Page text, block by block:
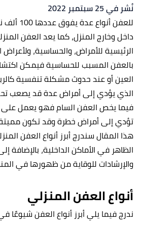
نُشر في 25 سبتمبر 2022
للعفن
داخل وخارج المنزل، كما يعد العفن
الرئيسية للأمراض، والحساسية،
بالعفن المسبب للحساسية فيمكن
العين أو عند حدوث مشكلة تنفسية
الذي يؤدي إلى أمراض عدة قد يصعب
فيما يخص العفن السام فهو يعمل على
تؤدي إلى أمراض خطرة وقد تكون
هذا المقال سندرج أبرز أنواع العفن
الظاهر في الأماكن الداخلية، بالإضافة
والإرشادات للوقاية من ظهورها في
أنواع العفن المنزلي
ندرج فيما يلي أبرز أنواع العفن شيوعًا